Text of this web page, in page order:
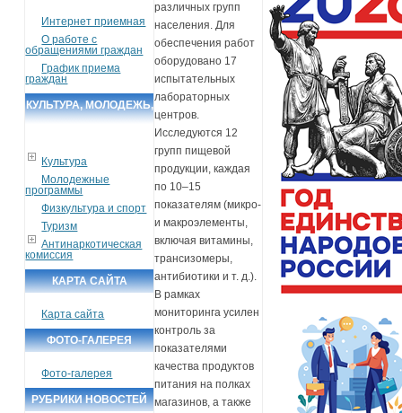
Интернет приемная
О работе с
обращениями граждан
График приема
граждан
КУЛЬТУРА, МОЛОДЕЖЬ,
Культура
Молодежные
программы
Физкультура и спорт
Туризм
Антинаркотическая
комиссия
КАРТА САЙТА
Карта сайта
ФОТО-ГАЛЕРЕЯ
Фото-галерея
РУБРИКИ НОВОСТЕЙ
различных групп
населения. Для
обеспечения работ
оборудовано 17
испытательных
лабораторных
центров.
Исследуются 12
групп пищевой
продукции, каждая
по 10–15
показателям (микро-
и макроэлементы,
включая витамины,
трансизомеры,
антибиотики и т. д.).
В рамках
мониторинга усилен
контроль за
показателями
качества продуктов
питания на полках
магазинов, а также